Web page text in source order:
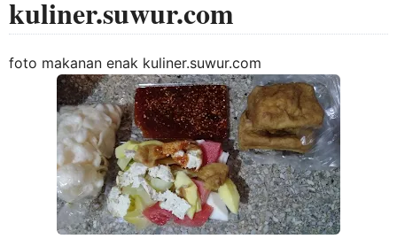
kuliner.suwur.com
foto makanan enak kuliner.suwur.com